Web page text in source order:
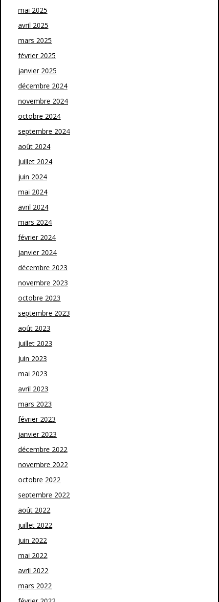
mai 2025
avril 2025
mars 2025
février 2025
janvier 2025
décembre 2024
novembre 2024
octobre 2024
septembre 2024
août 2024
juillet 2024
juin 2024
mai 2024
avril 2024
mars 2024
février 2024
janvier 2024
décembre 2023
novembre 2023
octobre 2023
septembre 2023
août 2023
juillet 2023
juin 2023
mai 2023
avril 2023
mars 2023
février 2023
janvier 2023
décembre 2022
novembre 2022
octobre 2022
septembre 2022
août 2022
juillet 2022
juin 2022
mai 2022
avril 2022
mars 2022